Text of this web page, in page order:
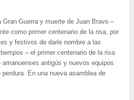
Gran Guerra y muerte de Juan Bravo –
como primer centenario de la risa, por
y festivos de darle nombre a las
– el primer centenario de la risa
amanuenses antigús y nuevos equipos
En una nueva asamblea de